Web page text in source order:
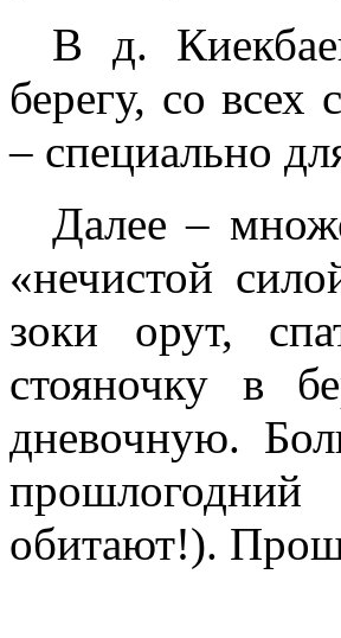
В д.
берегу, со всех
– специально
Далее –
«нечистой
зоки орут,
стояночку в
дневочную.
обитают!).